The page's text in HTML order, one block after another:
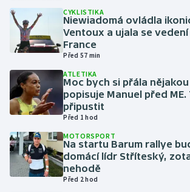
Judo
Krasobruslení
Lezení
Lyže a snowboard
Motorsport
Olympijské hry
CYKLISTIKA
Niewiadomá ovládla
Ventoux a ujala se
France
Před 57 min
ATLETIKA
Moc bych si přála
popisuje Manuel před
připustit
Před 1 hod
MOTORSPORT
Na startu Barum rallye
domácí lídr Stříteský,
nehodě
Před 2 hod